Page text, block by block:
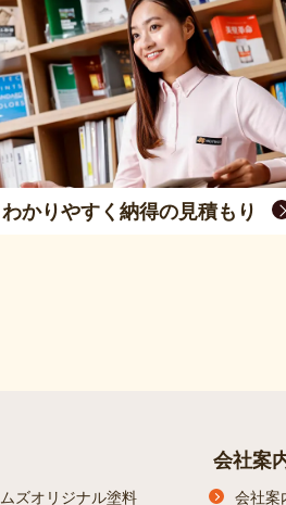
わかりやすく納得の見積もり
ズオリジナル塗料
会社案
会社案